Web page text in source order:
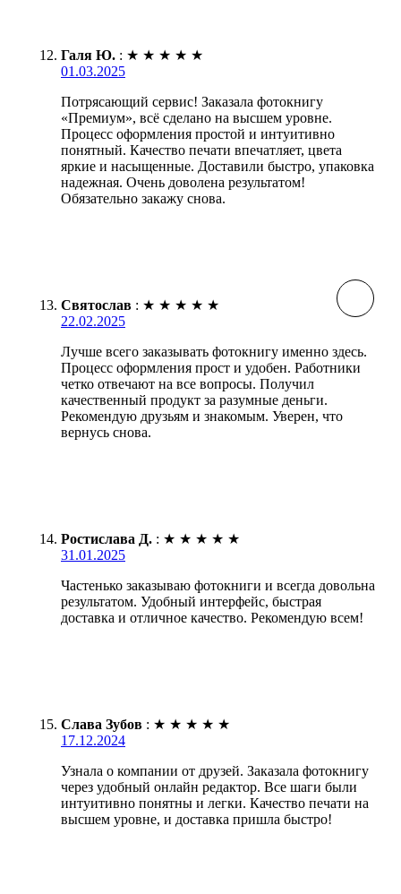
Галя Ю. : ★ ★ ★ ★ ★
01.03.2025
Потрясающий сервис! Заказала фотокнигу
«Премиум», всё сделано на высшем уровне.
Процесс оформления простой и интуитивно
понятный. Качество печати впечатляет, цвета
яркие и насыщенные. Доставили быстро, упаковка
надежная. Очень доволена результатом!
Обязательно закажу снова.
Святослав : ★ ★ ★ ★ ★
22.02.2025
Лучше всего заказывать фотокнигу именно здесь.
Процесс оформления прост и удобен. Работники
четко отвечают на все вопросы. Получил
качественный продукт за разумные деньги.
Рекомендую друзьям и знакомым. Уверен, что
вернусь снова.
Ростислава Д. : ★ ★ ★ ★ ★
31.01.2025
Частенько заказываю фотокниги и всегда довольна
результатом. Удобный интерфейс, быстрая
доставка и отличное качество. Рекомендую всем!
Слава Зубов : ★ ★ ★ ★ ★
17.12.2024
Узнала о компании от друзей. Заказала фотокнигу
через удобный онлайн редактор. Все шаги были
интуитивно понятны и легки. Качество печати на
высшем уровне, и доставка пришла быстро!